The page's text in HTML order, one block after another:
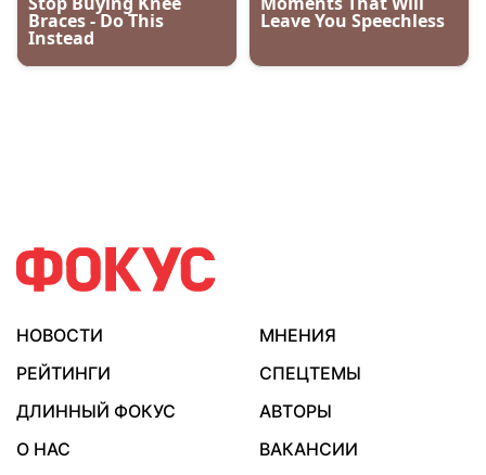
НОВОСТИ
МНЕНИЯ
РЕЙТИНГИ
СПЕЦТЕМЫ
ДЛИННЫЙ ФОКУС
АВТОРЫ
О НАС
ВАКАНСИИ